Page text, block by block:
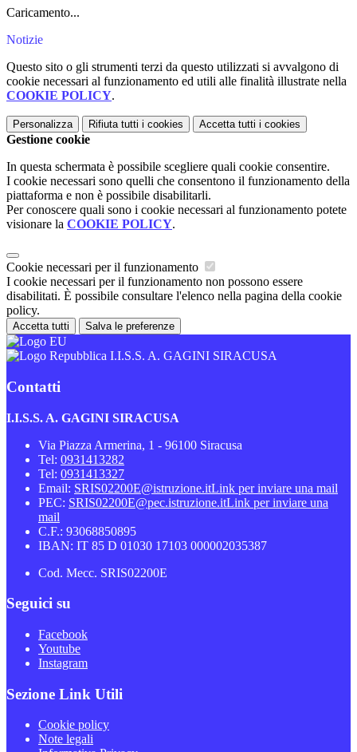
Caricamento...
Notizie
Questo sito o gli strumenti terzi da questo utilizzati si avvalgono di
cookie necessari al funzionamento ed utili alle finalità illustrate nella
COOKIE POLICY.
Personalizza Rifiuta tutti i cookies Accetta tutti i cookies
Gestione cookie
In questa schermata è possibile scegliere quali cookie consentire.
I cookie necessari sono quelli che consentono il funzionamento della
piattaforma e non è possibile disabilitarli.
Per conoscere quali sono i cookie necessari al funzionamento potete
visionare la COOKIE POLICY.
Cookie necessari per il funzionamento
I cookie necessari per il funzionamento non possono essere
disabilitati. È possibile consultare l'elenco nella pagina della cookie
policy.
Accetta tutti Salva le preferenze
I.I.S.S. A. GAGINI SIRACUSA
Contatti
I.I.S.S. A. GAGINI SIRACUSA
Via Piazza Armerina, 1 - 96100 Siracusa
Tel: 0931413282
Tel: 0931413327
Email: SRIS02200E@istruzione.itLink per inviare una mail
PEC: SRIS02200E@pec.istruzione.itLink per inviare una
mail
C.F.: 93068850895
IBAN: IT 85 D 01030 17103 000002035387
Cod. Mecc. SRIS02200E
Seguici su
Facebook
Youtube
Instagram
Sezione Link Utili
Cookie policy
Note legali